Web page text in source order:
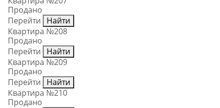
Продано
Перейти
Найти
Квартира №208
Продано
Перейти
Найти
Квартира №209
Продано
Перейти
Найти
Квартира №210
Продано